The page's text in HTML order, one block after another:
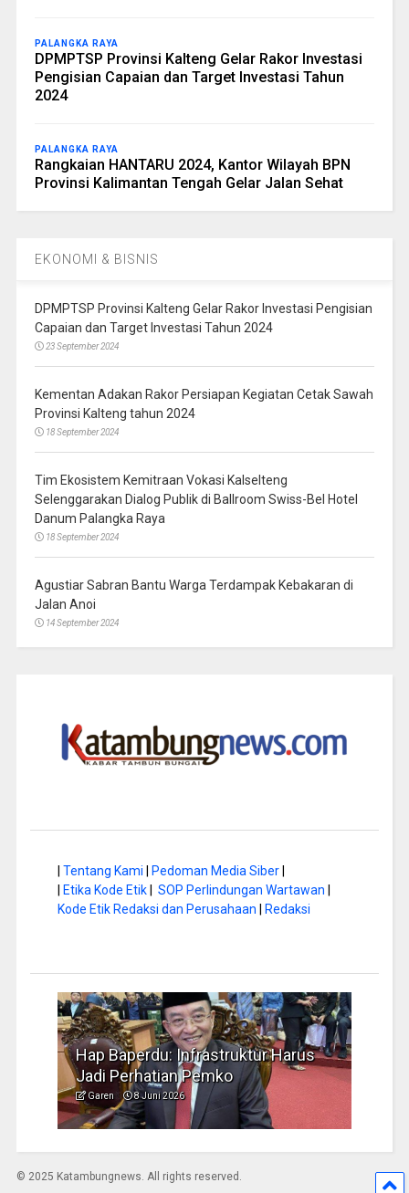
PALANGKA RAYA
DPMPTSP Provinsi Kalteng Gelar Rakor Investasi
Pengisian Capaian dan Target Investasi Tahun
2024
PALANGKA RAYA
Rangkaian HANTARU 2024, Kantor Wilayah BPN
Provinsi Kalimantan Tengah Gelar Jalan Sehat
EKONOMI & BISNIS
DPMPTSP Provinsi Kalteng Gelar Rakor Investasi Pengisian
Capaian dan Target Investasi Tahun 2024
23 September 2024
Kementan Adakan Rakor Persiapan Kegiatan Cetak Sawah
Provinsi Kalteng tahun 2024
18 September 2024
Tim Ekosistem Kemitraan Vokasi Kalselteng
Selenggarakan Dialog Publik di Ballroom Swiss-Bel Hotel
Danum Palangka Raya
18 September 2024
Agustiar Sabran Bantu Warga Terdampak Kebakaran di
Jalan Anoi
14 September 2024
Tentang Kami Pedoman Media Siber|
Etika Kode Etik| SOP Perlindungan Wartawan
Kode Etik Redaksi dan Perusahaan
Redaksi
Musim Kemarau, DPRD Dorong
Pengelolaan Sampah yang Aman
Garen 6 Juni 2026
© 2025 Katambungnews. All rights reserved.